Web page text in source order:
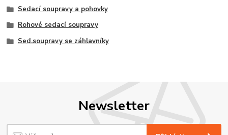
Sedací soupravy a pohovky
Rohové sedací soupravy
Sed.soupravy se záhlavníky
Newsletter